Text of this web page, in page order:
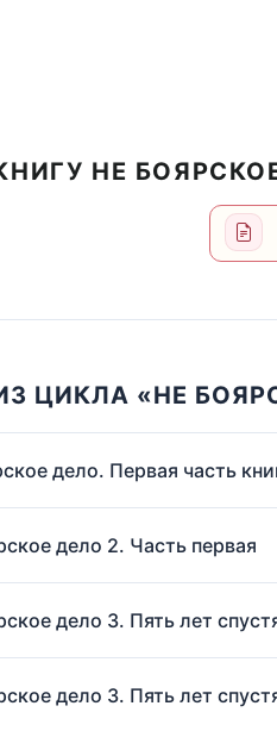
НЕ
ЦИКЛА «НЕ
дело. Первая часть
дело 2. Часть первая
дело 3. Пять лет
дело 3. Пять лет